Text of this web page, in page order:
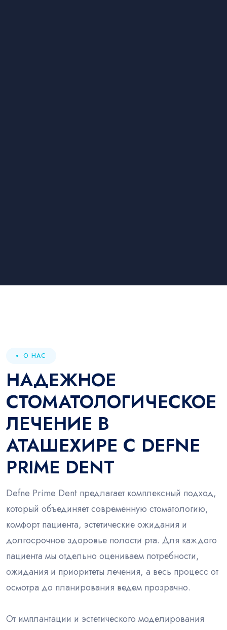
О НАС
НАДЕЖНОЕ
СТОМАТОЛОГИЧЕСКОЕ
ЛЕЧЕНИЕ В
АТАШЕХИРЕ С DEFNE
PRIME DENT
Defne Prime Dent предлагает комплексный подход,
который объединяет современную стоматологию,
комфорт пациента, эстетические ожидания и
долгосрочное здоровье полости рта. Для каждого
пациента мы отдельно оцениваем потребности,
ожидания и приоритеты лечения, а весь процесс от
осмотра до планирования ведем прозрачно.
От имплантации и эстетического моделирования